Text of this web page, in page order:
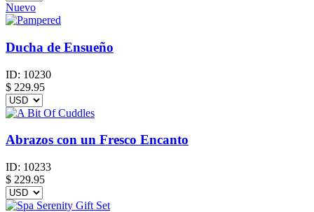
Nuevo
Ducha de Ensueño
ID: 10230
$ 229.95
Abrazos con un Fresco Encanto
ID: 10233
$ 229.95